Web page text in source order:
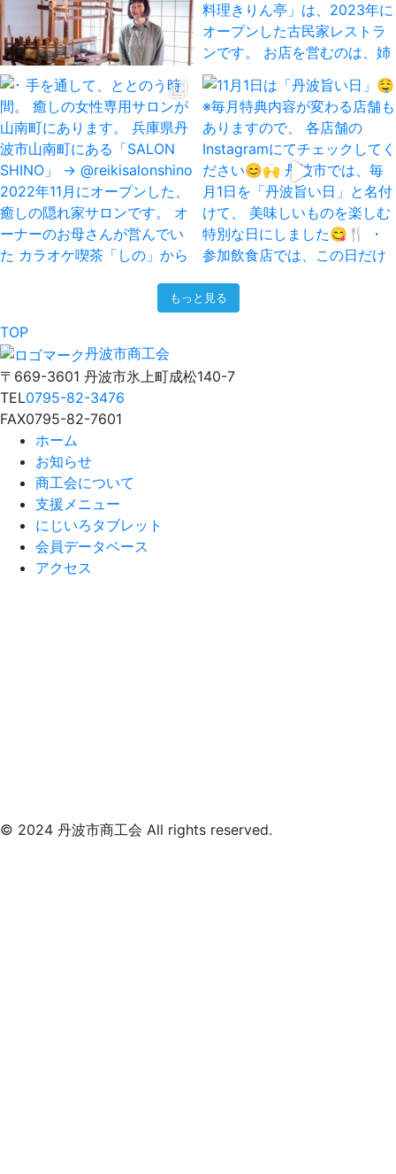
もっと見る
TOP
丹波市商工会
〒669-3601 丹波市氷上町成松140-7
TEL0795-82-3476
FAX0795-82-7601
ホーム
お知らせ
商工会について
支援メニュー
にじいろタブレット
会員データベース
アクセス
© 2024 丹波市商工会 All rights reserved.